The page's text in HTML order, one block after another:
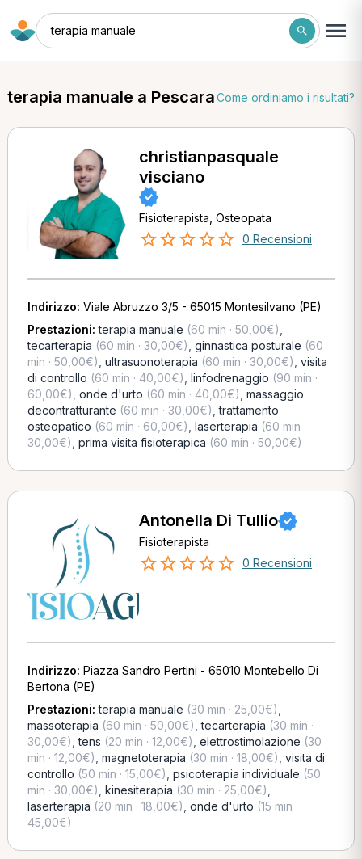
terapia manuale
terapia manuale a PescaraCome ordiniamo i risultati?
christianpasquale
visciano
Fisioterapista, Osteopata
0 Recensioni
Indirizzo: Viale Abruzzo 3/5 - 65015 Montesilvano (PE)
Prestazioni:terapia manuale (60 min · 50,00€)
tecarterapia (60 min · 30,00€) ginnastica posturale (60
min · 50,00€) ultrasuonoterapia (60 min · 30,00€) visita
di controllo (60 min · 40,00€) linfodrenaggio (90 min ·
60,00€) onde d'urto (60 min · 40,00€) massaggio
decontratturante (60 min · 30,00€) ,trattamento
osteopatico (60 min · 60,00€) laserterapia (60 min ·
30,00€) prima visita fisioterapica (60 min · 50,00€)
Antonella Di Tullio
Fisioterapista
0 Recensioni
Indirizzo: Piazza Sandro Pertini - 65010 Montebello Di
Bertona (PE)
Prestazioni:terapia manuale (30 min · 25,00€)
massoterapia (60 min · 50,00€) ,tecarterapia (30 min ·
30,00€) ,tens (20 min · 12,00€) elettrostimolazione (30
min · 12,00€) magnetoterapia (30 min · 18,00€) visita di
controllo (50 min · 15,00€) psicoterapia individuale (50
min · 30,00€) kinesiterapia (30 min · 25,00€)
laserterapia (20 min · 18,00€) onde d'urto (15 min ·
45,00€)